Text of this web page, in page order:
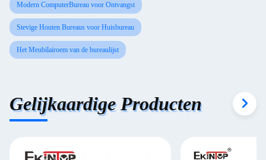
Modern ComputerBureau voor Ontvangst
Stevige Houten Bureaus voor Huisbureau
Het Meubilairoem van de bureaulijst
Gelijkaardige Producten